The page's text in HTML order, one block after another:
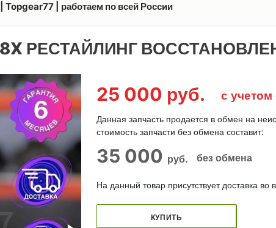
| работаем по всей России
8X РЕСТАЙЛИНГ
25 000 руб. с
Данная запчасть продается в обмен на
стоимость запчасти без обмена составит:
35 000 руб. без обмена
На данный товар присутствует доставка во
КУПИТЬ